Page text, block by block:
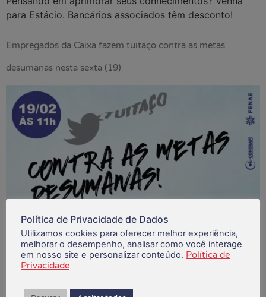
para Estácio. Bancários associados têm desconto!
Empregados da Caixa fazem tuitaço contra as metas
desumanas nesta sexta (19)
A mobilização começa às 11h da manhã. Utilize as
#MexeucomaCaixaMexeucomoBrasil
Política de Privacidade de Dados
Utilizamos cookies para oferecer melhor experiência,
melhorar o desempenho, analisar como você interage
em nosso site e personalizar conteúdo. Política de
Privacidade